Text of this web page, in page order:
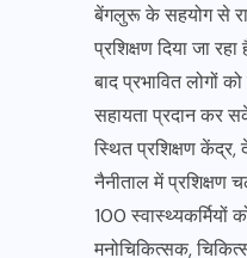
बेंगलुरू के सहयोग से
प्रशिक्षण दिया जा
बाद प्रभावित लोगों
सहायता प्रदान कर
स्थित प्रशिक्षण
नैनीताल में प्रशिक्षण
100 स्वास्थ्यकर्मियों
मनोचिकित्सक,